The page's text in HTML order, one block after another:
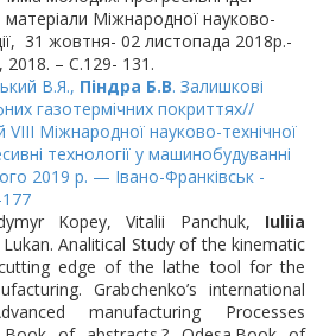
Міжнародної науково-
31 жовтня- 02 листопада 2018р.-
– С.129- 131.
В.Я., Піндра Б.В. Залишкові
газотермічних покриттях//
VIII Міжнародної науково-технічної
технології у машинобудуванні
2019 р. — Івано-Франківськ -
Kopey, Vitalii Panchuk, Iuliia
Analitical Study of the kinematic
edge of the lathe tool for the
Grabchenko’s international
manufacturing Processes